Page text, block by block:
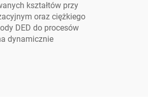
kształtów przy
oraz ciężkiego
DED do procesów
dynamicznie